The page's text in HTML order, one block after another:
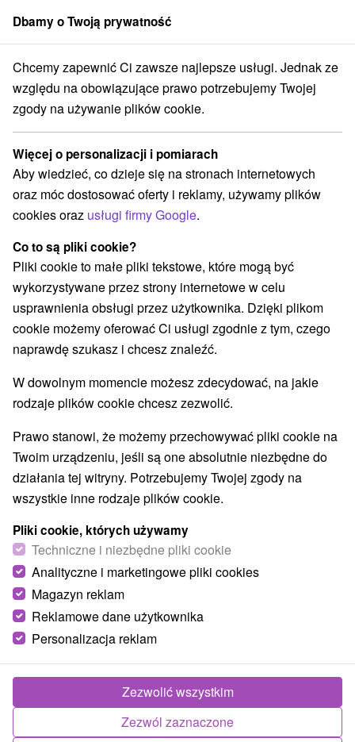
członek grupySorger
kraj Košice - Staré Mesto Planetarium STM w Koszycach
Planetarium STM w Koszycach
Wyświetl stronę internetową Przejdź do
+ 421 55 62 240 35, +421 55 72 606 56
Facebook
Opinii Google
Hlavná 88
040 01 Košice
GPS:
N +48° 43' 27.24''
E +21° 15' 21.03''
Region turystyczny
Znalazłeś błąd lub chcesz polecić nam nową atrakcję
Dbamy o Twoją prywatność
Chcemy zapewnić Ci zawsze najlepsze usługi. Jednak ze
względu na obowiązujące prawo potrzebujemy Twojej
zgody na używanie plików cookie.
Więcej o personalizacji i pomiarach
Aby wiedzieć, co dzieje się na stronach internetowych
oraz móc dostosować oferty i reklamy, używamy plików
cookies oraz usługi firmy Google.
Co to są pliki cookie?
Pliki cookie to małe pliki tekstowe, które mogą być
wykorzystywane przez strony internetowe w celu
usprawnienia obsługi przez użytkownika. Dzięki plikom
cookie możemy oferować Ci usługi zgodnie z tym, czego
naprawdę szukasz i chcesz znaleźć.
W dowolnym momencie możesz zdecydować, na jakie
rodzaje plików cookie chcesz zezwolić.
Prawo stanowi, że możemy przechowywać pliki cookie na
Twoim urządzeniu, jeśli są one absolutnie niezbędne do
działania tej witryny. Potrzebujemy Twojej zgody na
wszystkie inne rodzaje plików cookie.
Pliki cookie, których używamy
Techniczne i niezbędne pliki cookie
Analityczne i marketingowe pliki cookies
Magazyn reklam
Reklamowe dane użytkownika
Personalizacja reklam
Zezwól zaznaczone
Zezwolić wszystkim